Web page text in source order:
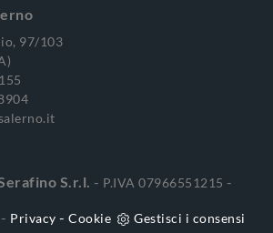
97/103
S.r.l. - P.IVA 07966551215 -
- Privacy - Cookie Gestisci i consensi